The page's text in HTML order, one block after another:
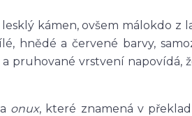
kámen, ovšem málokdo z
hnědé a červené barvy,
pruhované vrstvení napovídá,
onux, které znamená v